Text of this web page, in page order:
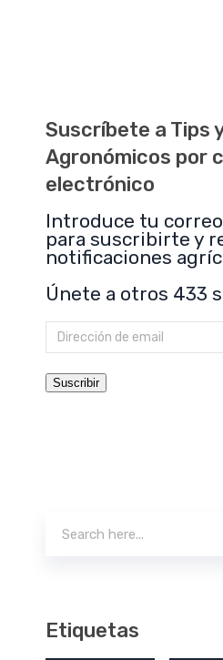
Suscríbete a Tips
Agronómicos por
electrónico
Introduce tu
para suscribirte y
notificaciones
Únete a otros 433
Dirección
de
Suscribir
Etiquetas